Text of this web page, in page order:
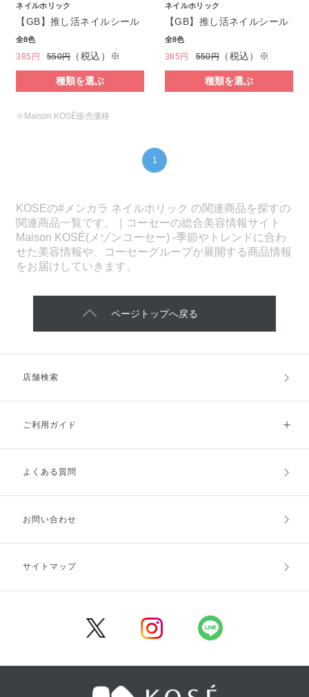
ネイルホリック
【GB】推し活ネイルシール
全8色
385円 550円（税込）※
種類を選ぶ
ネイルホリック
【GB】推し活ネイルシール
全8色
385円 550円（税込）※
種類を選ぶ
※Maison KOSÉ販売価格
1
KOSEの#メンカラ ネイルホリック の関連商品を探すの
関連商品一覧です。｜コーセーの総合美容情報サイト
Maison KOSÉ(メゾンコーセー) -季節やトレンドに合わ
せた美容情報や、コーセーグループが展開する商品情報
をお届けしていきます。
ページトップへ戻る
店舗検索
ご利用ガイド
ご利用ガイドトップ
お支払方法
キャンセル・返品・交換
よくある質問
お問い合わせ
サイトマップ